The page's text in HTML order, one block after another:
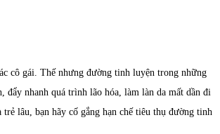
cô gái. Thế nhưng đường tinh luyện trong những
nhanh quá trình lão hóa, làm làn da mất dần đi
lâu, bạn hãy cố gắng hạn chế tiêu thụ đường tinh